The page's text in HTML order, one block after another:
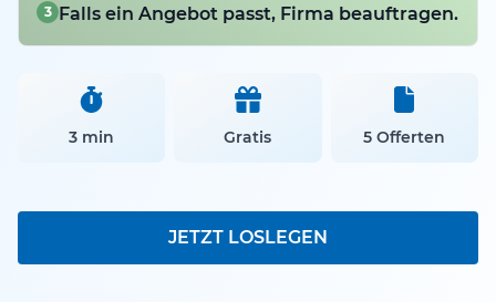
3 Falls ein Angebot passt, Firma beauftragen.
3 min Gratis 5 Offerten
JETZT LOSLEGEN